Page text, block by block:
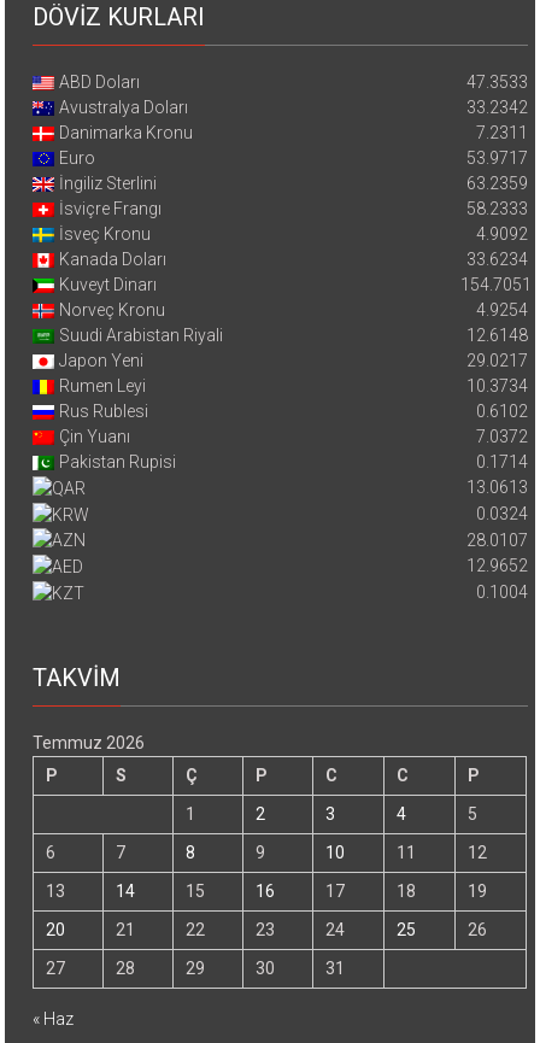
DÖVİZ KURLARI
ABD Doları
47.3533
Avustralya Doları
33.2342
Danimarka Kronu
7.2311
Euro
53.9717
İngiliz Sterlini
63.2359
İsviçre Frangı
58.2333
İsveç Kronu
4.9092
Kanada Doları
33.6234
Kuveyt Dinarı
154.7051
Norveç Kronu
4.9254
Suudi Arabistan Riyali
12.6148
Japon Yeni
29.0217
Rumen Leyi
10.3734
Rus Rublesi
0.6102
Çin Yuanı
7.0372
Pakistan Rupisi
0.1714
13.0613
0.0324
28.0107
12.9652
0.1004
TAKVİM
Temmuz 2026
P
S Ç P C C
P
1
2 3 4
5
6
7 8 9 10 11
12
13
14 15 16 17 18
19
20
21 22 23 24 25
26
27
28 29 30 31
« Haz